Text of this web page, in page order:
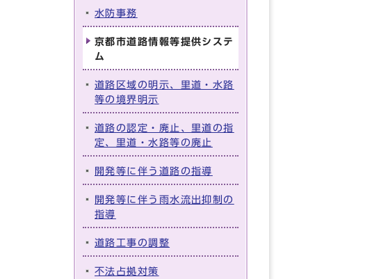
水防事務
京都市道路情報等提供システ
ム
道路区域の明示、里道・水路
等の境界明示
道路の認定・廃止、里道の指
定、里道・水路等の廃止
開発等に伴う道路の指導
開発等に伴う雨水流出抑制の
指導
道路工事の調整
不法占拠対策